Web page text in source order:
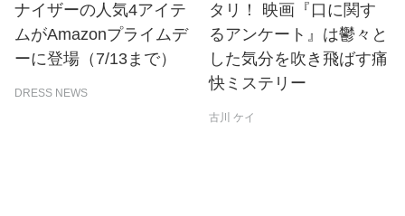
ナイザーの人気4アイテ
ムがAmazonプライムデ
ーに登場（7/13まで）
DRESS NEWS
タリ！ 映画『口に関す
るアンケート』は鬱々と
した気分を吹き飛ばす痛
快ミステリー
古川 ケイ